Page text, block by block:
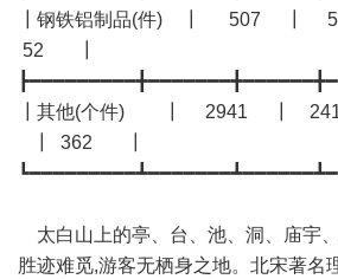
┃钢铁铝制品(件) ┃ 507
52 ┃
┃其他(个件) ┃ 2941 ┃
┃ 362 ┃
太白山上的亭、台、池、洞、庙宇
胜迹难觅,游客无栖身之地。北宋著名